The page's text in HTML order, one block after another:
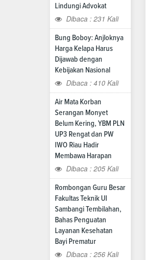
Lindungi Advokat
Dibaca : 231 Kali
Bung Boboy: Anjloknya
Harga Kelapa Harus
Dijawab dengan
Kebijakan Nasional
Dibaca : 410 Kali
Air Mata Korban
Serangan Monyet
Belum Kering, YBM PLN
UP3 Rengat dan PW
IWO Riau Hadir
Membawa Harapan
Dibaca : 205 Kali
Rombongan Guru Besar
Fakultas Teknik UI
Sambangi Tembilahan,
Bahas Penguatan
Layanan Kesehatan
Bayi Prematur
Dibaca : 256 Kali